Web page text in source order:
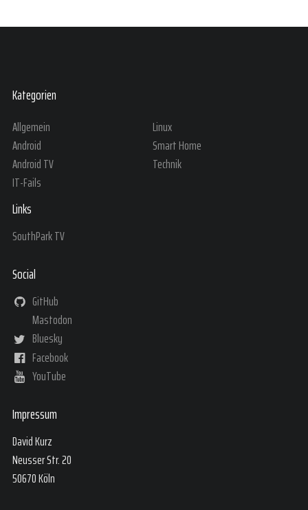
Kategorien
Allgemein
Android
Android TV
IT-Fails
Linux
Smart Home
Technik
Links
SouthPark TV
Social
GitHub
Mastodon
Bluesky
Facebook
YouTube
Impressum
David Kurz
Neusser Str. 20
50670 Köln